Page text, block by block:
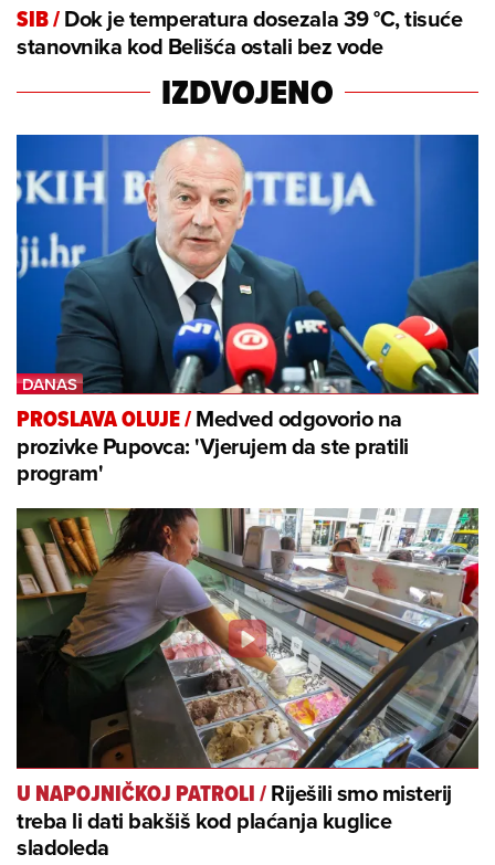
SIB/Dok je temperatura dosezala 39 °C, tisuće
stanovnika kod Belišća ostali bez vode
IZDVOJENO
PROSLAVA OLUJE/Medved odgovorio na
prozivke Pupovca: 'Vjerujem da ste pratili
program'
U NAPOJNIČKOJ PATROLI/Riješili smo misterij
treba li dati bakšiš kod plaćanja kuglice
sladoleda